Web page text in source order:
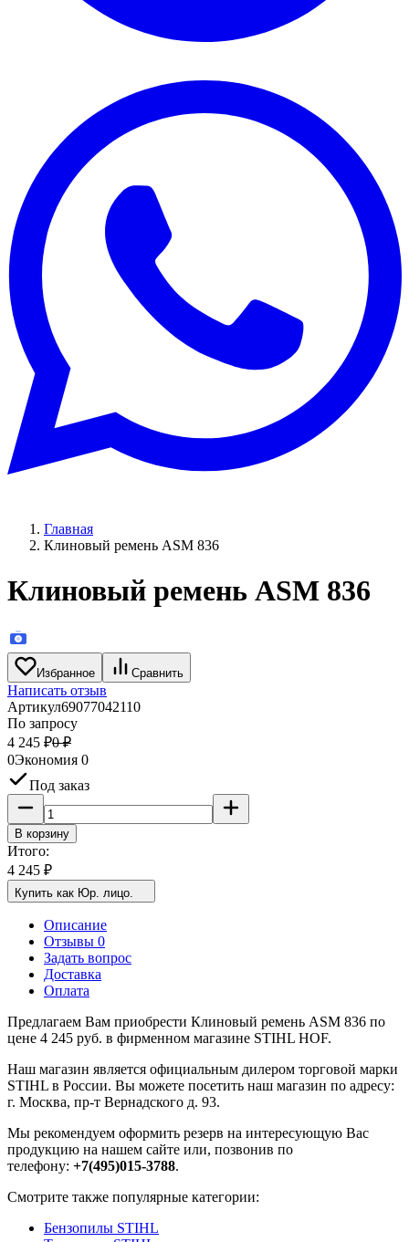
Главная
Клиновый ремень ASM 836
Клиновый ремень ASM 836
Избранное Сравнить
Написать отзыв
Артикул69077042110
По запросу
4 245 ₽0 ₽
0Экономия 0
Под заказ
В корзину
Итого:
4 245 ₽
Купить как Юр. лицо.
Описание
Отзывы 0
Задать вопрос
Доставка
Оплата
Предлагаем Вам приобрести Клиновый ремень ASM 836 по
цене 4 245 руб. в фирменном магазине STIHL HOF.
Наш магазин является официальным дилером торговой марки
STIHL в России. Вы можете посетить наш магазин по адресу:
г. Москва, пр-т Вернадского д. 93.
Мы рекомендуем оформить резерв на интересующую Вас
продукцию на нашем сайте или, позвонив по
телефону: +7(495)015-3788.
Смотрите также популярные категории:
Бензопилы STIHL